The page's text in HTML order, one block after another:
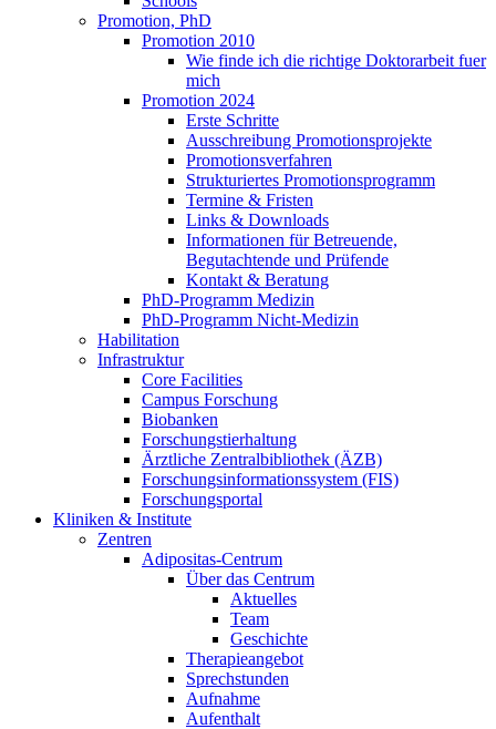
Promotion, PhD
Promotion 2010
Wie finde ich die richtige Doktorarbeit fuer
mich
Promotion 2024
Erste Schritte
Ausschreibung Promotionsprojekte
Promotionsverfahren
Strukturiertes Promotionsprogramm
Termine & Fristen
Links & Downloads
Informationen für Betreuende,
Begutachtende und Prüfende
Kontakt & Beratung
PhD-Programm Medizin
PhD-Programm Nicht-Medizin
Habilitation
Infrastruktur
Core Facilities
Campus Forschung
Biobanken
Forschungstierhaltung
Ärztliche Zentralbibliothek (ÄZB)
Forschungsinformationssystem (FIS)
Forschungsportal
Kliniken & Institute
Zentren
Adipositas-Centrum
Über das Centrum
Aktuelles
Team
Geschichte
Therapieangebot
Sprechstunden
Aufnahme
Aufenthalt